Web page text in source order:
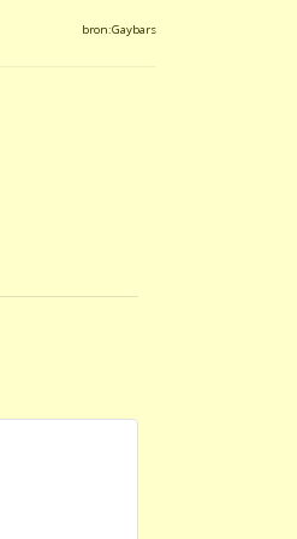
bron:Gaybars